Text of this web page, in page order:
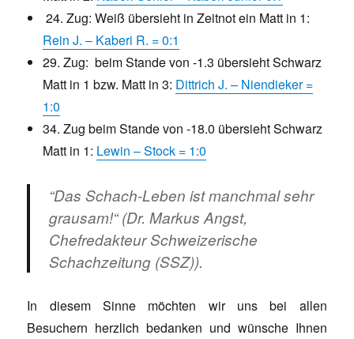
24. Zug: Weiß übersieht in Zeitnot ein Matt in 1:
Rein J. – Kaberi R. = 0:1
29. Zug: beim Stande von -1.3 übersieht Schwarz
Matt in 1 bzw. Matt in 3: Dittrich J. – Niendieker =
1:0
34. Zug beim Stande von -18.0 übersieht Schwarz
Matt in 1: Lewin – Stock = 1:0
“Das Schach-Leben ist manchmal sehr
grausam!“ (Dr. Markus Angst,
Chefredakteur Schweizerische
Schachzeitung (SSZ)).
In diesem Sinne möchten wir uns bei allen
Besuchern herzlich bedanken und wünsche Ihnen